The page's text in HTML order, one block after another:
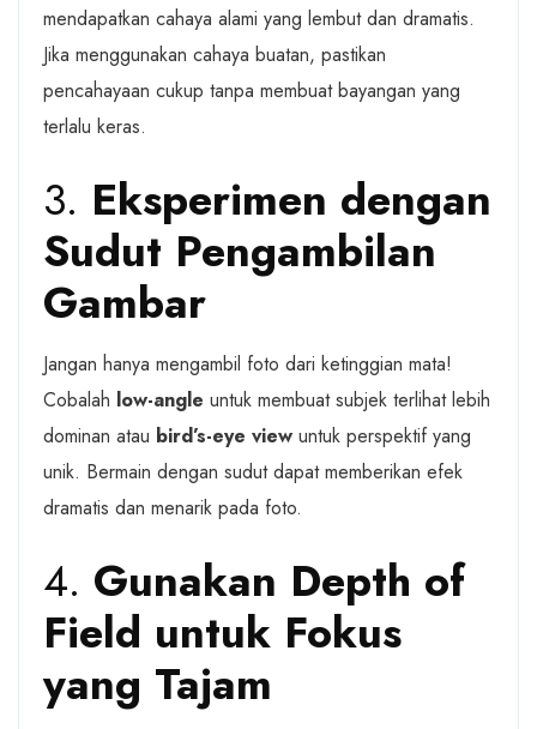
mendapatkan cahaya alami yang lembut dan dramatis.
Jika menggunakan cahaya buatan, pastikan
pencahayaan cukup tanpa membuat bayangan yang
terlalu keras.
3. Eksperimen dengan
Sudut Pengambilan
Gambar
Jangan hanya mengambil foto dari ketinggian mata!
Cobalah low-angle untuk membuat subjek terlihat lebih
dominan atau bird’s-eye view untuk perspektif yang
unik. Bermain dengan sudut dapat memberikan efek
dramatis dan menarik pada foto.
4. Gunakan Depth of
Field untuk Fokus
yang Tajam